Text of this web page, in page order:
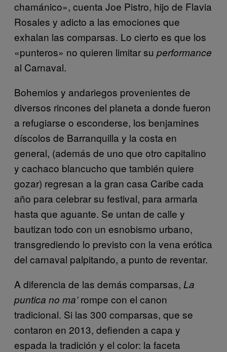
chamánico», cuenta Joe Pistro, hijo de Flavia
Rosales y adicto a las emociones que
exhalan las comparsas. Lo cierto es que los
«punteros» no quieren limitar su performance
al Carnaval.
Bohemios y andariegos provenientes de
diversos rincones del planeta a donde fueron
a refugiarse o esconderse, los benjamines
díscolos de Barranquilla y la costa en
general, (además de uno que otro capitalino
y cachaco blancucho que también quiere
gozar) regresan a la gran casa Caribe cada
año para celebrar su festival, para armarla
hasta que aguante. Se untan de calle y
bautizan todo con un esnobismo urbano,
transgrediendo lo previsto con la vena erótica
del carnaval palpitando, a punto de reventar.
A diferencia de las demás comparsas, La
puntica no ma’rompe con el canon
tradicional. Si las 300 comparsas, que se
contaron en 2013, defienden a capa y
espada la tradición y el color: la faceta